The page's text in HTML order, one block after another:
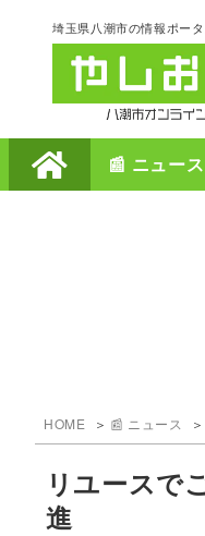
埼玉県八潮市の情報ポー
📰 ニュース
HOME 📰 ニュース
リユースで
進